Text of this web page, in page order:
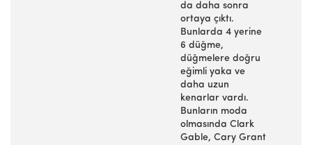
da daha sonra
ortaya çıktı.
Bunlarda 4 yerine
6 düğme,
düğmelere doğru
eğimli yaka ve
daha uzun
kenarlar vardı.
Bunların moda
olmasında Clark
Gable, Cary Grant